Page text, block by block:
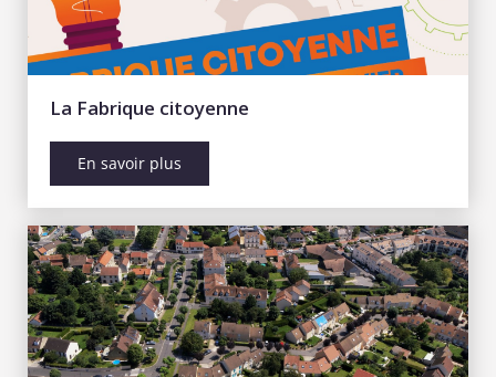
La Fabrique citoyenne
En savoir plus